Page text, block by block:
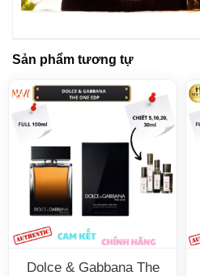
Sản phẩm tương tự
Dolce & Gabbana The